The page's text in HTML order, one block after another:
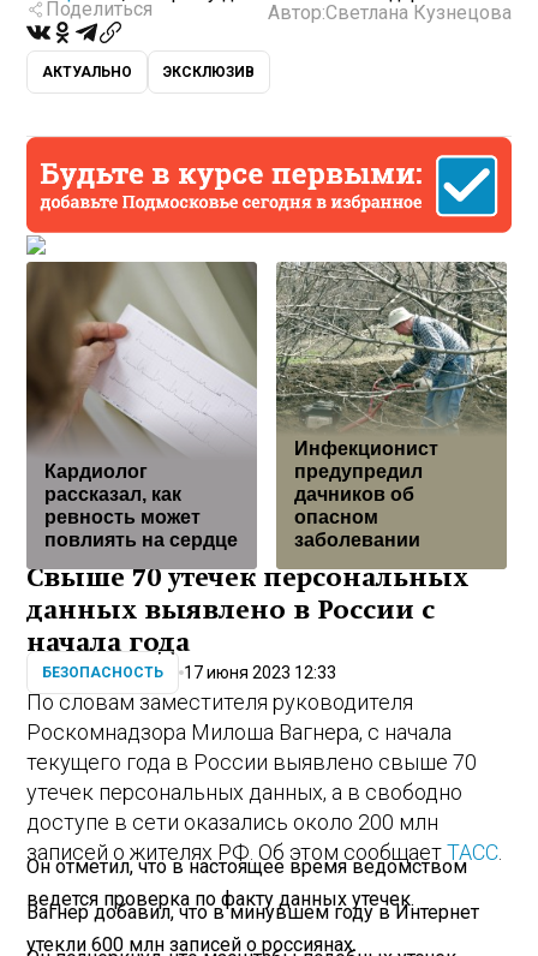
Поделиться Автор:Светлана Кузнецова
АКТУАЛЬНО ЭКСКЛЮЗИВ
Кардиолог
рассказал, как
ревность может
повлиять на сердце
Инфекционист
предупредил
дачников об
опасном
заболевании
Свыше 70 утечек персональных
данных выявлено в России с
начала года
БЕЗОПАСНОСТЬ 17 июня 2023 12:33
По словам заместителя руководителя
Роскомнадзора Милоша Вагнера, с начала
текущего года в России выявлено свыше 70
утечек персональных данных, а в свободно
доступе в сети оказались около 200 млн
записей о жителях РФ. Об этом сообщаетТАСС.
Он отметил, что в настоящее время ведомством
ведется проверка по факту данных утечек.
Вагнер добавил, что в минувшем году в Интернет
утекли 600 млн записей о россиянах.